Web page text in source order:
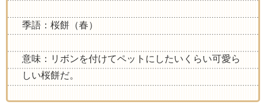
季語：桜餅（春）
意味：リボンを付けてペットにしたいくらい可愛ら
しい桜餅だ。